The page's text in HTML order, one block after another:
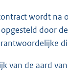
wordt na
door de
van de aard